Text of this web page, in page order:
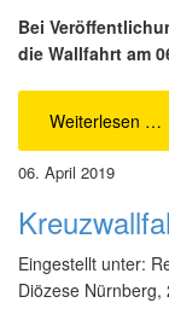
Bei
die Wallfahrt am
Weiterlesen …
06. April 2019
Eingestellt unter:
Diözese Nürnberg,